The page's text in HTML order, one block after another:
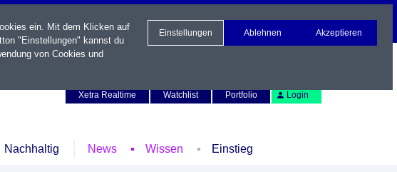
Xetra Realtime
Watchlist Portfolio Login
Nachhaltig News Wissen Einstieg
ein. Mit dem Klicken auf
"Einstellungen" kannst du
von Cookies und
Einstellungen Ablehnen Akzeptieren